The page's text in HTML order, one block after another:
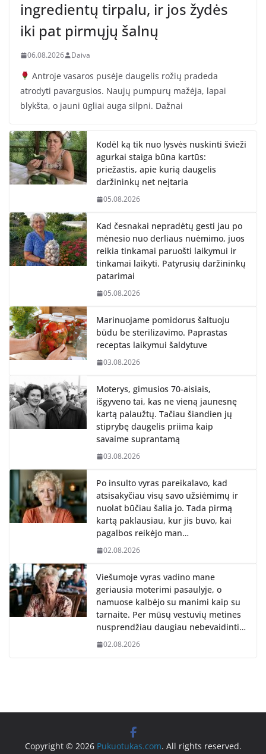
ingredientų tirpalu, ir jos žydės
iki pat pirmųjų šalnų
06.08.2026 Daiva
Antroje vasaros pusėje daugelis rožių pradeda
atrodyti pavargusios. Naujų pumpurų mažėja, lapai
blykšta, o jauni ūgliai auga silpni. Dažnai
Kodėl ką tik nuo lysvės nuskinti švieži
agurkai staiga būna kartūs:
priežastis, apie kurią daugelis
daržininkų net neįtaria
05.08.2026
Kad česnakai nepradėtų gesti jau po
mėnesio nuo derliaus nuėmimo, juos
reikia tinkamai paruošti laikymui ir
tinkamai laikyti. Patyrusių daržininkų
patarimai
05.08.2026
Marinuojame pomidorus šaltuoju
būdu be sterilizavimo. Paprastas
receptas laikymui šaldytuve
03.08.2026
Moterys, gimusios 70-aisiais,
išgyveno tai, kas ne vieną jaunesnę
kartą palaužtų. Tačiau šiandien jų
stiprybę daugelis priima kaip
savaime suprantamą
03.08.2026
Po insulto vyras pareikalavo, kad
atsisakyčiau visų savo užsiėmimų ir
nuolat būčiau šalia jo. Tada pirmą
kartą paklausiau, kur jis buvo, kai
pagalbos reikėjo man…
02.08.2026
Viešumoje vyras vadino mane
geriausia moterimi pasaulyje, o
namuose kalbėjo su manimi kaip su
tarnaite. Per mūsų vestuvių metines
nusprendžiau daugiau nebevaidinti…
02.08.2026
Copyright © 2026 Pukuotukas.com. All rights reserved.